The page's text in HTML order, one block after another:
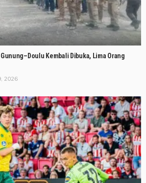
Kembali Dibuka, Lima Orang
2026